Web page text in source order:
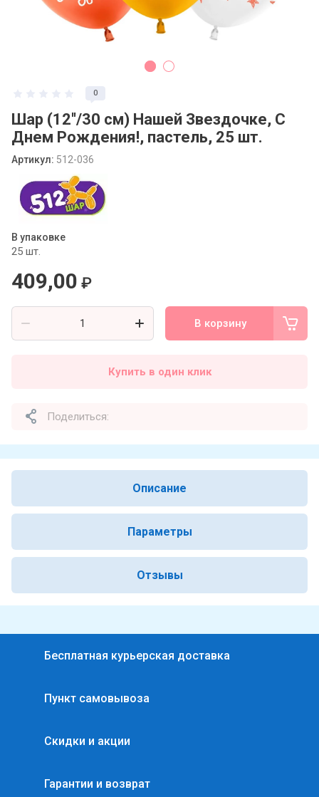
Статьи
0
Шар (12''/30 см) Нашей Звездочке, С
Днем Рождения!, пастель, 25 шт.
Артикул: 512-036
В упаковке
25 шт.
409,00 ₽
В корзину
Купить в один клик
Поделиться:
Описание
Параметры
Отзывы
Бесплатная курьерская доставка
Пункт самовывоза
Скидки и акции
Гарантии и возврат